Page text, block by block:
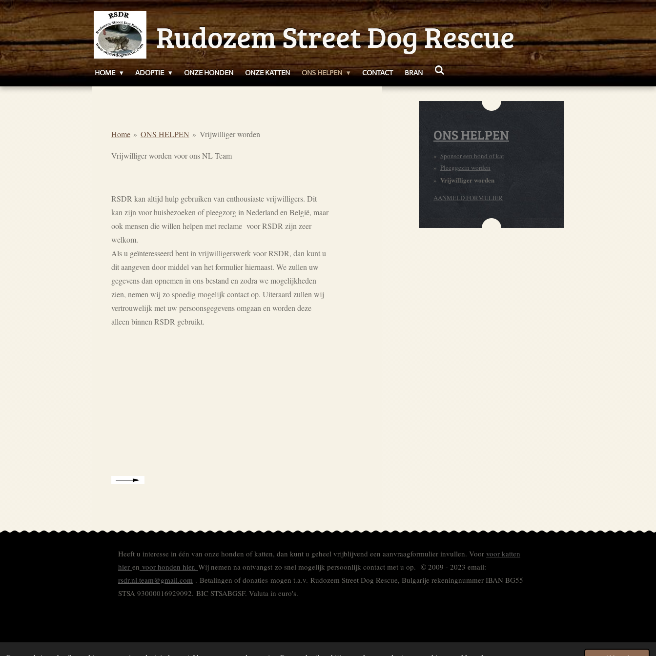
Ga
direct
naar
de
hoofdinhoud
Rudozem Street Dog Rescue
HOME ADOPTIE ONZE HONDEN ONZE KATTEN ONS HELPEN CONTACT BRAN
Home » ONS HELPEN » Vrijwilliger worden
Vrijwilliger worden voor ons NL Team
RSDR kan altijd hulp gebruiken van enthousiaste vrijwilligers. Dit
kan zijn voor huisbezoeken of pleegzorg in Nederland en België, maar
ook mensen die willen helpen met reclame voor RSDR zijn zeer
welkom.
Als u geïnteresseerd bent in vrijwilligerswerk voor RSDR, dan kunt u
dit aangeven door middel van het formulier hiernaast. We zullen uw
gegevens dan opnemen in ons bestand en zodra we mogelijkheden
zien, nemen wij zo spoedig mogelijk contact op. Uiteraard zullen wij
vertrouwelijk met uw persoonsgegevens omgaan en worden deze
alleen binnen RSDR gebruikt.
ONS HELPEN
Sponsor een hond of kat
Pleeggezin worden
Vrijwilliger worden
AANMELD FORMULIER
Heeft u interesse in één van onze honden of katten, dan kunt u geheel vrijblijvend een aanvraagformulier invullen. Voor voor katten
hier en voor honden hier. Wij nemen na ontvangst zo snel mogelijk persoonlijk contact met u op. © 2009 - 2023 email:
rsdr.nl.team@gmail.com . Betalingen of donaties mogen t.a.v. Rudozem Street Dog Rescue, Bulgarije rekeningnummer IBAN BG55
STSA 93000016929092. BIC STSABGSF. Valuta in euro's.